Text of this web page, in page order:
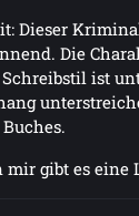
Dieser
Die
ist
mir gibt es eine